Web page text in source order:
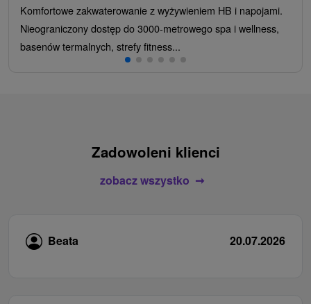
Komfortowe zakwaterowanie z wyżywieniem HB i napojami.
Nieograniczony dostęp do 3000-metrowego spa i wellness,
basenów termalnych, strefy fitness...
Zadowoleni klienci
zobacz wszystko
Beata 20.07.2026